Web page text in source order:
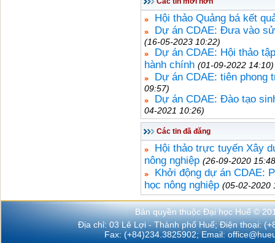
Hội thảo Quảng bá kết
Dự án CDAE: Đưa vào
(16-05-2023 10:22)
Dự án CDAE: Hội thảo
hành chính (01-09-2022 14:10)
Dự án CDAE: tiên phong
09:57)
Dự án CDAE: Đào tạo
04-2021 10:26)
Các tin đã đăng
Hội thảo trực tuyến Xây
nông nghiệp (26-09-2020
Khởi động dự án CDAE:
học nông nghiệp (05-02-2020
Bản quyền thuộc Đại học Huế ©
Địa chỉ: 03 Lê Lợi - Thành phố Huế; Điện thoại:
Fax: (+84)234.3825902; Email: